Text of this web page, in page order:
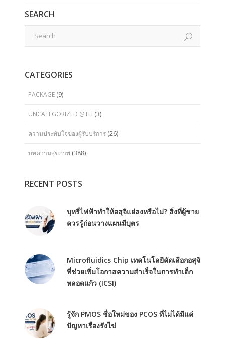
SEARCH
CATEGORIES
PACKAGE (9)
UNCATEGORIZED @TH (3)
ความประทับใจของผู้รับบริการ (26)
บทความสุขภาพ (388)
RECENT POSTS
บุหรี่ไฟฟ้าทำให้อสุจิแย่ลงหรือไม่? สิ่งที่ผู้ชาย
ควรรู้ก่อนวางแผนมีบุตร
Microfluidics Chip เทคโนโลยีคัดเลือกอสุจิ
ที่ช่วยเพิ่มโอกาสความสำเร็จในการทำเด็ก
หลอดแก้ว (ICSI)
รู้จัก PMOS ชื่อใหม่ของ PCOS ที่ไม่ได้มีแค่
ปัญหาเรื่องรังไข่